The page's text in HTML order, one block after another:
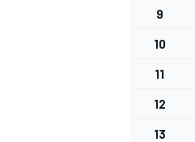
9
10
11
12
13